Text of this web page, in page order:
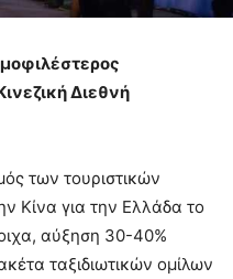
Διεθνή
των τουριστικών
Κίνα για την Ελλάδα το
αύξηση 30-40%
ταξιδιωτικών ομίλων